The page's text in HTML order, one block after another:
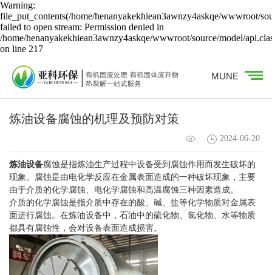
Warning:
file_put_contents(/home/henanyakekhiean3awnzy4askqe/wwwroot/
failed to open stream: Permission denied in
/home/henanyakekhiean3awnzy4askqe/wwwroot/source/model/
on line 217
MUNE
炼油设备腐蚀的机理及预防对策
2024-06-20
炼油设备腐蚀是指炼油生产过程中设备受到腐蚀作用而发生破坏的
现象。腐蚀是由电化学反应在金属表面造成的一种破坏现象，主要
由于介质的化学腐蚀、电化学腐蚀和高温腐蚀三种因素造成。
介质的化学腐蚀是指介质中存在的酸、碱、盐等化学物质对金属表
面进行腐蚀。在炼油设备中，石油中的硫化物、氯化物、水等物质
都具有腐蚀性，会对设备表面造成损害。